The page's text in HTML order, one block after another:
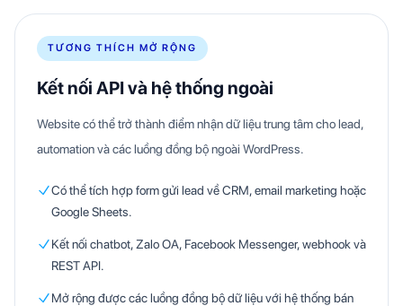
TƯƠNG THÍCH MỞ RỘNG
Kết nối API và hệ thống ngoài
Website có thể trở thành điểm nhận dữ liệu trung tâm cho lead,
automation và các luồng đồng bộ ngoài WordPress.
Có thể tích hợp form gửi lead về CRM, email marketing hoặc
Google Sheets.
Kết nối chatbot, Zalo OA, Facebook Messenger, webhook và
REST API.
Mở rộng được các luồng đồng bộ dữ liệu với hệ thống bán